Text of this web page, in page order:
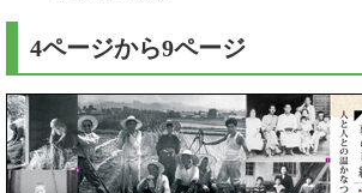
4ページから9ページ